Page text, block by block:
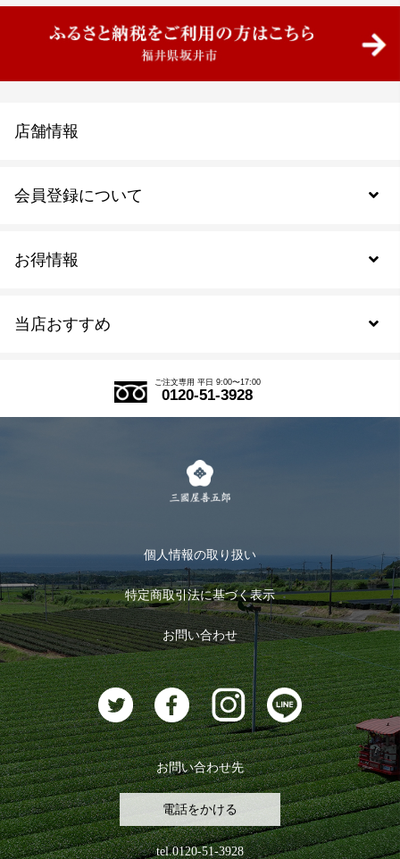
当店おすすめ
式部の香りシリーズ
お茶のギフト
おすすめのお茶
お茶に合うスイーツ
お得情報
会員登録について
会員規約について
ログイン
ログアウト
店舗情報
ご注文専用 平日 9:00〜17:00
0120-51-3928
個人情報の取り扱い
特定商取引法に基づく表示
お問い合わせ
お問い合わせ先
電話をかける
tel.0120-51-3928